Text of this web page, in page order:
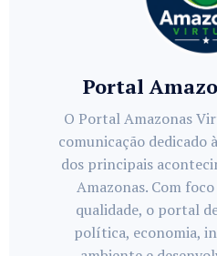
Portal
O Portal Amazonas
comunicação
dos principais
Amazonas. Com
qualidade, o portal
política, economia,